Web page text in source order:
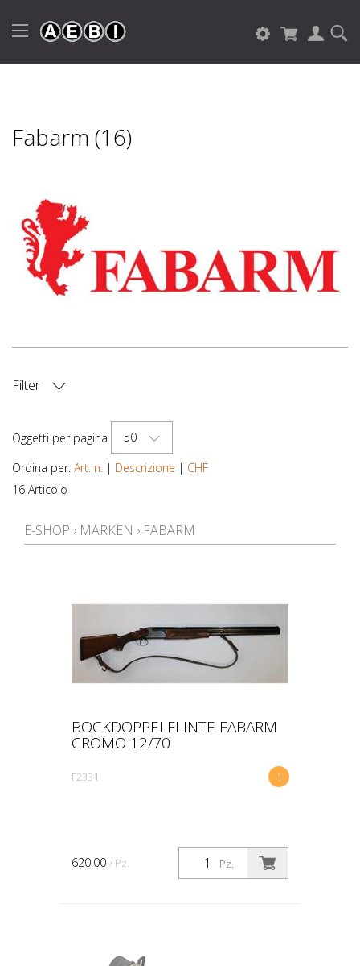
Fabarm (16)
Filter
Oggetti per pagina
50
Ordina per: Art. n. | Descrizione | CHF
16 Articolo
E-SHOP › MARKEN › FABARM
BOCKDOPPELFLINTE FABARM
CROMO 12/70
1
F2331
Pz.
620.00 / Pz.